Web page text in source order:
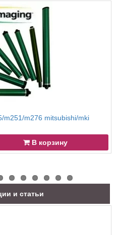
m251/m276 mitsubishi/mki
В корзину
и статьи